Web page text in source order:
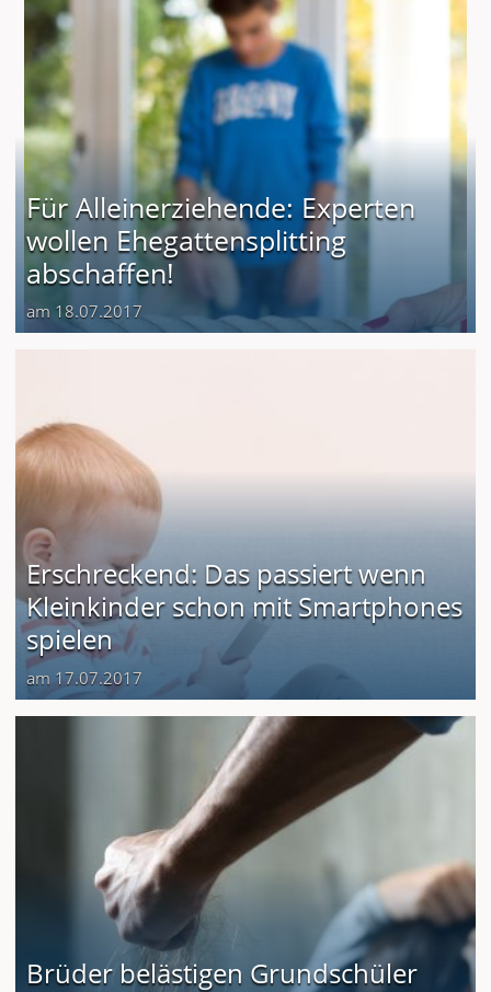
Für Alleinerziehende: Experten
wollen Ehegattensplitting
abschaffen!
am 18.07.2017
Erschreckend: Das passiert wenn
Kleinkinder schon mit Smartphones
spielen
am 17.07.2017
Brüder belästigen Grundschüler